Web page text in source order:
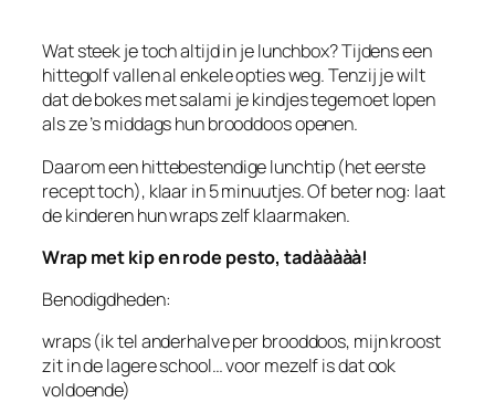
Wat steek je toch altijd in je lunchbox? Tijdens een
hittegolf vallen al enkele opties weg. Tenzij je wilt
dat de bokes met salami je kindjes tegemoet lopen
als ze ’s middags hun brooddoos openen.
Daarom een hittebestendige lunchtip (het eerste
recept toch), klaar in 5 minuutjes. Of beter nog: laat
de kinderen hun wraps zelf klaarmaken.
Wrap met kip en rode pesto, tadààààà!
Benodigdheden:
wraps (ik tel anderhalve per brooddoos, mijn kroost
zit in de lagere school… voor mezelf is dat ook
voldoende)